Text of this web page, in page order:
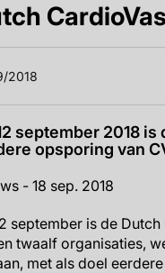
2018
september 2018
opsporing van
- 18 sep. 2018
september is de
twaalf organisaties,
met als doel